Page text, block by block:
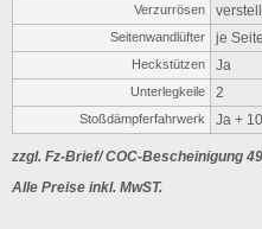
Verzurrösen
Seitenwandlüfter je
Heckstützen Ja
Unterlegkeile 2
Stoßdämpferfahrwerk Ja +
zzgl. Fz-Brief/ COC-Bescheinigung
Alle Preise inkl. MwST.